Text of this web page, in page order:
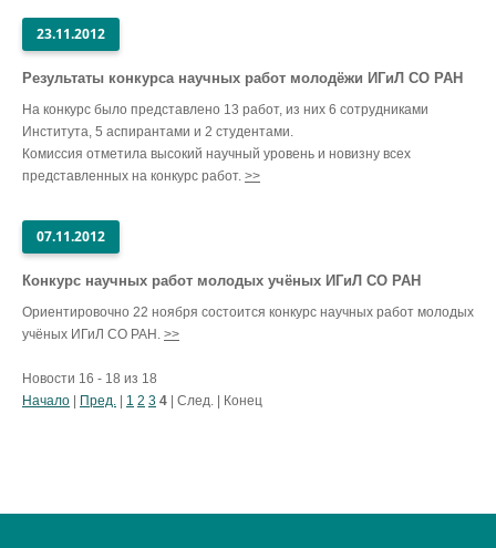
23.11.2012
Результаты конкурса научных работ молодёжи ИГиЛ СО РАН
На конкурс было представлено 13 работ, из них 6 сотрудниками
Института, 5 аспирантами и 2 студентами.
Комиссия отметила высокий научный уровень и новизну всех
представленных на конкурс работ. >>
07.11.2012
Конкурс научных работ молодых учёных ИГиЛ СО РАН
Ориентировочно 22 ноября состоится конкурс научных работ молодых
учёных ИГиЛ СО РАН. >>
Новости 16 - 18 из 18
Начало
Пред. 1 2 3 4 | След. | Конец